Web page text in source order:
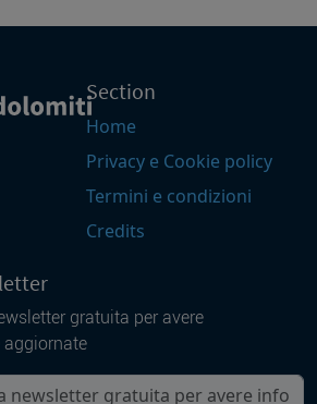
Section
Home
Privacy e Cookie policy
Termini e condizioni
Credits
gratuita per avere